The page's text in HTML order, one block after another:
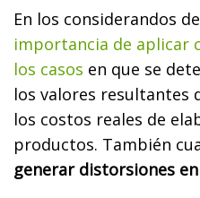
En los considerandos
importancia de aplicar
los casos en que se
los valores resultantes
los costos reales de
productos. También
generar distorsiones